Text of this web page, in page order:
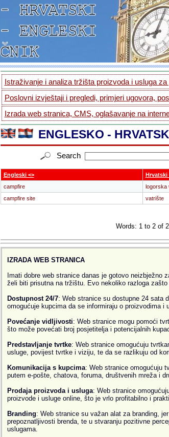
Istraživanje i analiza tržišta proizvoda i usluga za
Poslovni izvještaji i pregledi, primjeri ugovora,
Izrada web stranica, CMS, oglašavanje na
ENGLESKO -
Search
Engleski <>
Hrvatski
campfire
logorska
campfire site
vatrište
Words: 1 to 2 of 2
IZRADA WEB STRANICA
Imati dobre web stranice danas je gotovo neizbježno
želi biti prisutna na tržištu. Evo nekoliko razloga
Dostupnost 24/7: Web stranice su dostupne 24 sata
omogućuje kupcima da se informiraju o proizvodima i
Povećanje vidljivosti: Web stranice mogu pomoći
što može povećati broj posjetitelja i potencijalnih
Predstavljanje tvrtke: Web stranice omogućuju
usluge, povijest tvrtke i viziju, te da se razlikuju od
Komunikacija s kupcima: Web stranice omogućuju
putem e-pošte, chatova, foruma, društvenih mreža i
Prodaja proizvoda i usluga: Web stranice
proizvode i usluge online, što je vrlo profitabilno i
Branding: Web stranice su važan alat za branding,
prepoznatljivosti brenda, te u stvaranju pozitivne
uslugama.